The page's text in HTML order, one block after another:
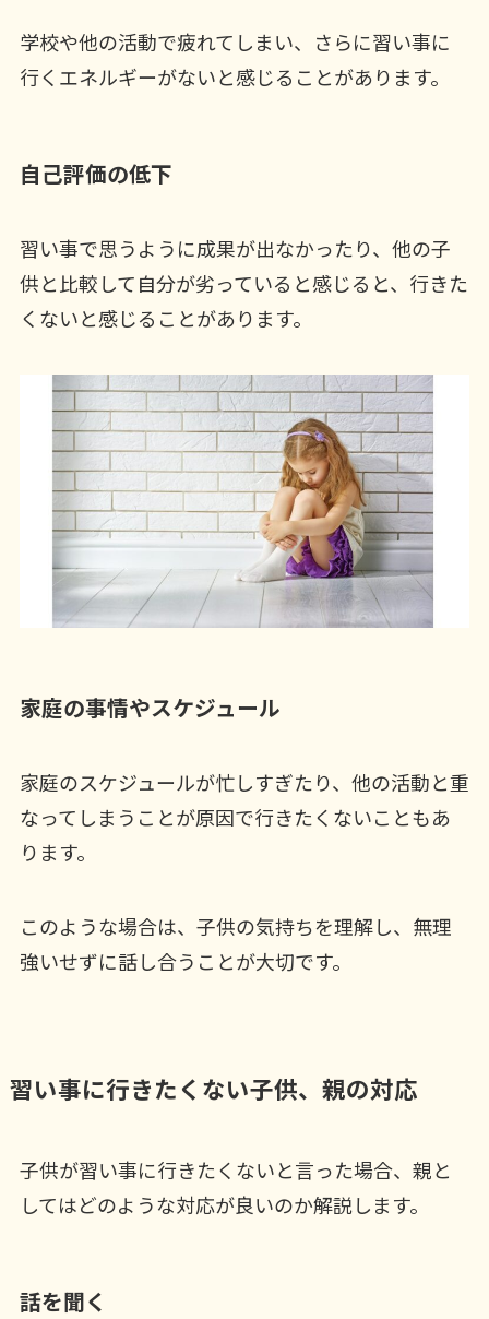
学校や他の活動で疲れてしまい、さらに習い事に
行くエネルギーがないと感じることがあります。
自己評価の低下
習い事で思うように成果が出なかったり、他の子
供と比較して自分が劣っていると感じると、行きた
くないと感じることがあります。
家庭の事情やスケジュール
家庭のスケジュールが忙しすぎたり、他の活動と重
なってしまうことが原因で行きたくないこともあ
ります。
このような場合は、子供の気持ちを理解し、無理
強いせずに話し合うことが大切です。
習い事に行きたくない子供、親の対応
子供が習い事に行きたくないと言った場合、親と
してはどのような対応が良いのか解説します。
話を聞く